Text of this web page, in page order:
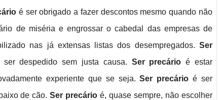
é ser obrigado a fazer descontos mesmo quando não
de miséria e engrossar o cabedal das empresas de
nas já extensas listas dos desempregados.Ser
despedido sem justa causa. Ser precário é estar
experiente que se seja.Ser precário é ser
de cão.Ser precário é, quase sempre, não escolher